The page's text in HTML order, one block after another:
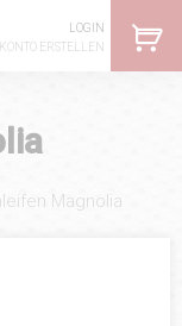
LOGIN
KONTO ERSTELLEN
Magnolia